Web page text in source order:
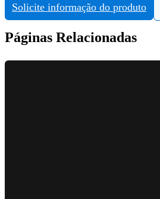
Solicite informação do produto
Páginas Relacionadas